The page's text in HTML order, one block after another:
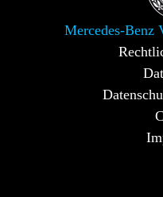
Mercedes-Benz